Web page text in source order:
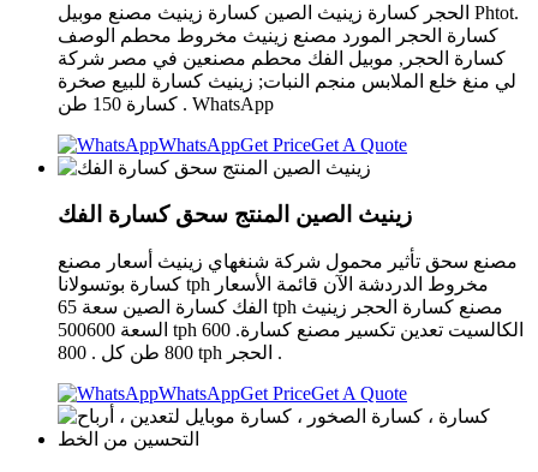
الحجر كسارة زينيث الصين كسارة زينيث مصنع موبيل Phtot.
كسارة الحجر المورد مصنع زينيث مخروط محطم الوصف
كسارة الحجر, موبيل الفك محطم مصنعين في مصر شركة
لي منغ خلع الملابس منجم النبات; زينيث كسارة للبيع صخرة
كسارة 150 طن . WhatsApp
WhatsAppGet PriceGet A Quote
زينيث الصين المنتج سحق كسارة الفك
مصنع سحق تأثير محمول شركة شنغهاي زينيث أسعار مصنع
كسارة بوتسولانا tph مخروط الدردشة الآن قائمة الأسعار
الفك كسارة الصين سعة 65 tph مصنع كسارة الحجر زينيث
السعة 500600 tph الكالسيت تعدين تكسير مصنع كسارة. 600
800 طن كل . 800 tph الحجر .
WhatsAppGet PriceGet A Quote